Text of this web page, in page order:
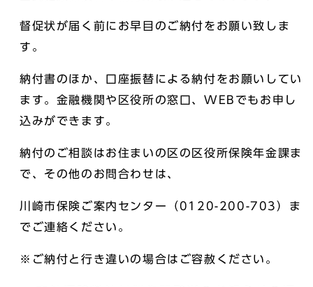
督促状が届く前にお早目のご納付をお願い致しま
す。
納付書のほか、口座振替による納付をお願いしてい
ます。金融機関や区役所の窓口、WEBでもお申し
込みができます。
納付のご相談はお住まいの区の区役所保険年金課ま
で、その他のお問合わせは、
川崎市保険ご案内センター（0120-200-703）ま
でご連絡ください。
※ご納付と行き違いの場合はご容赦ください。